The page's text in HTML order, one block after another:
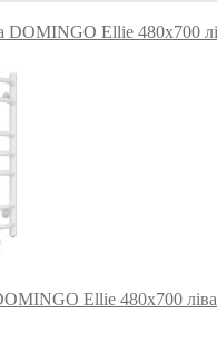
Ellie 480х700 ліва